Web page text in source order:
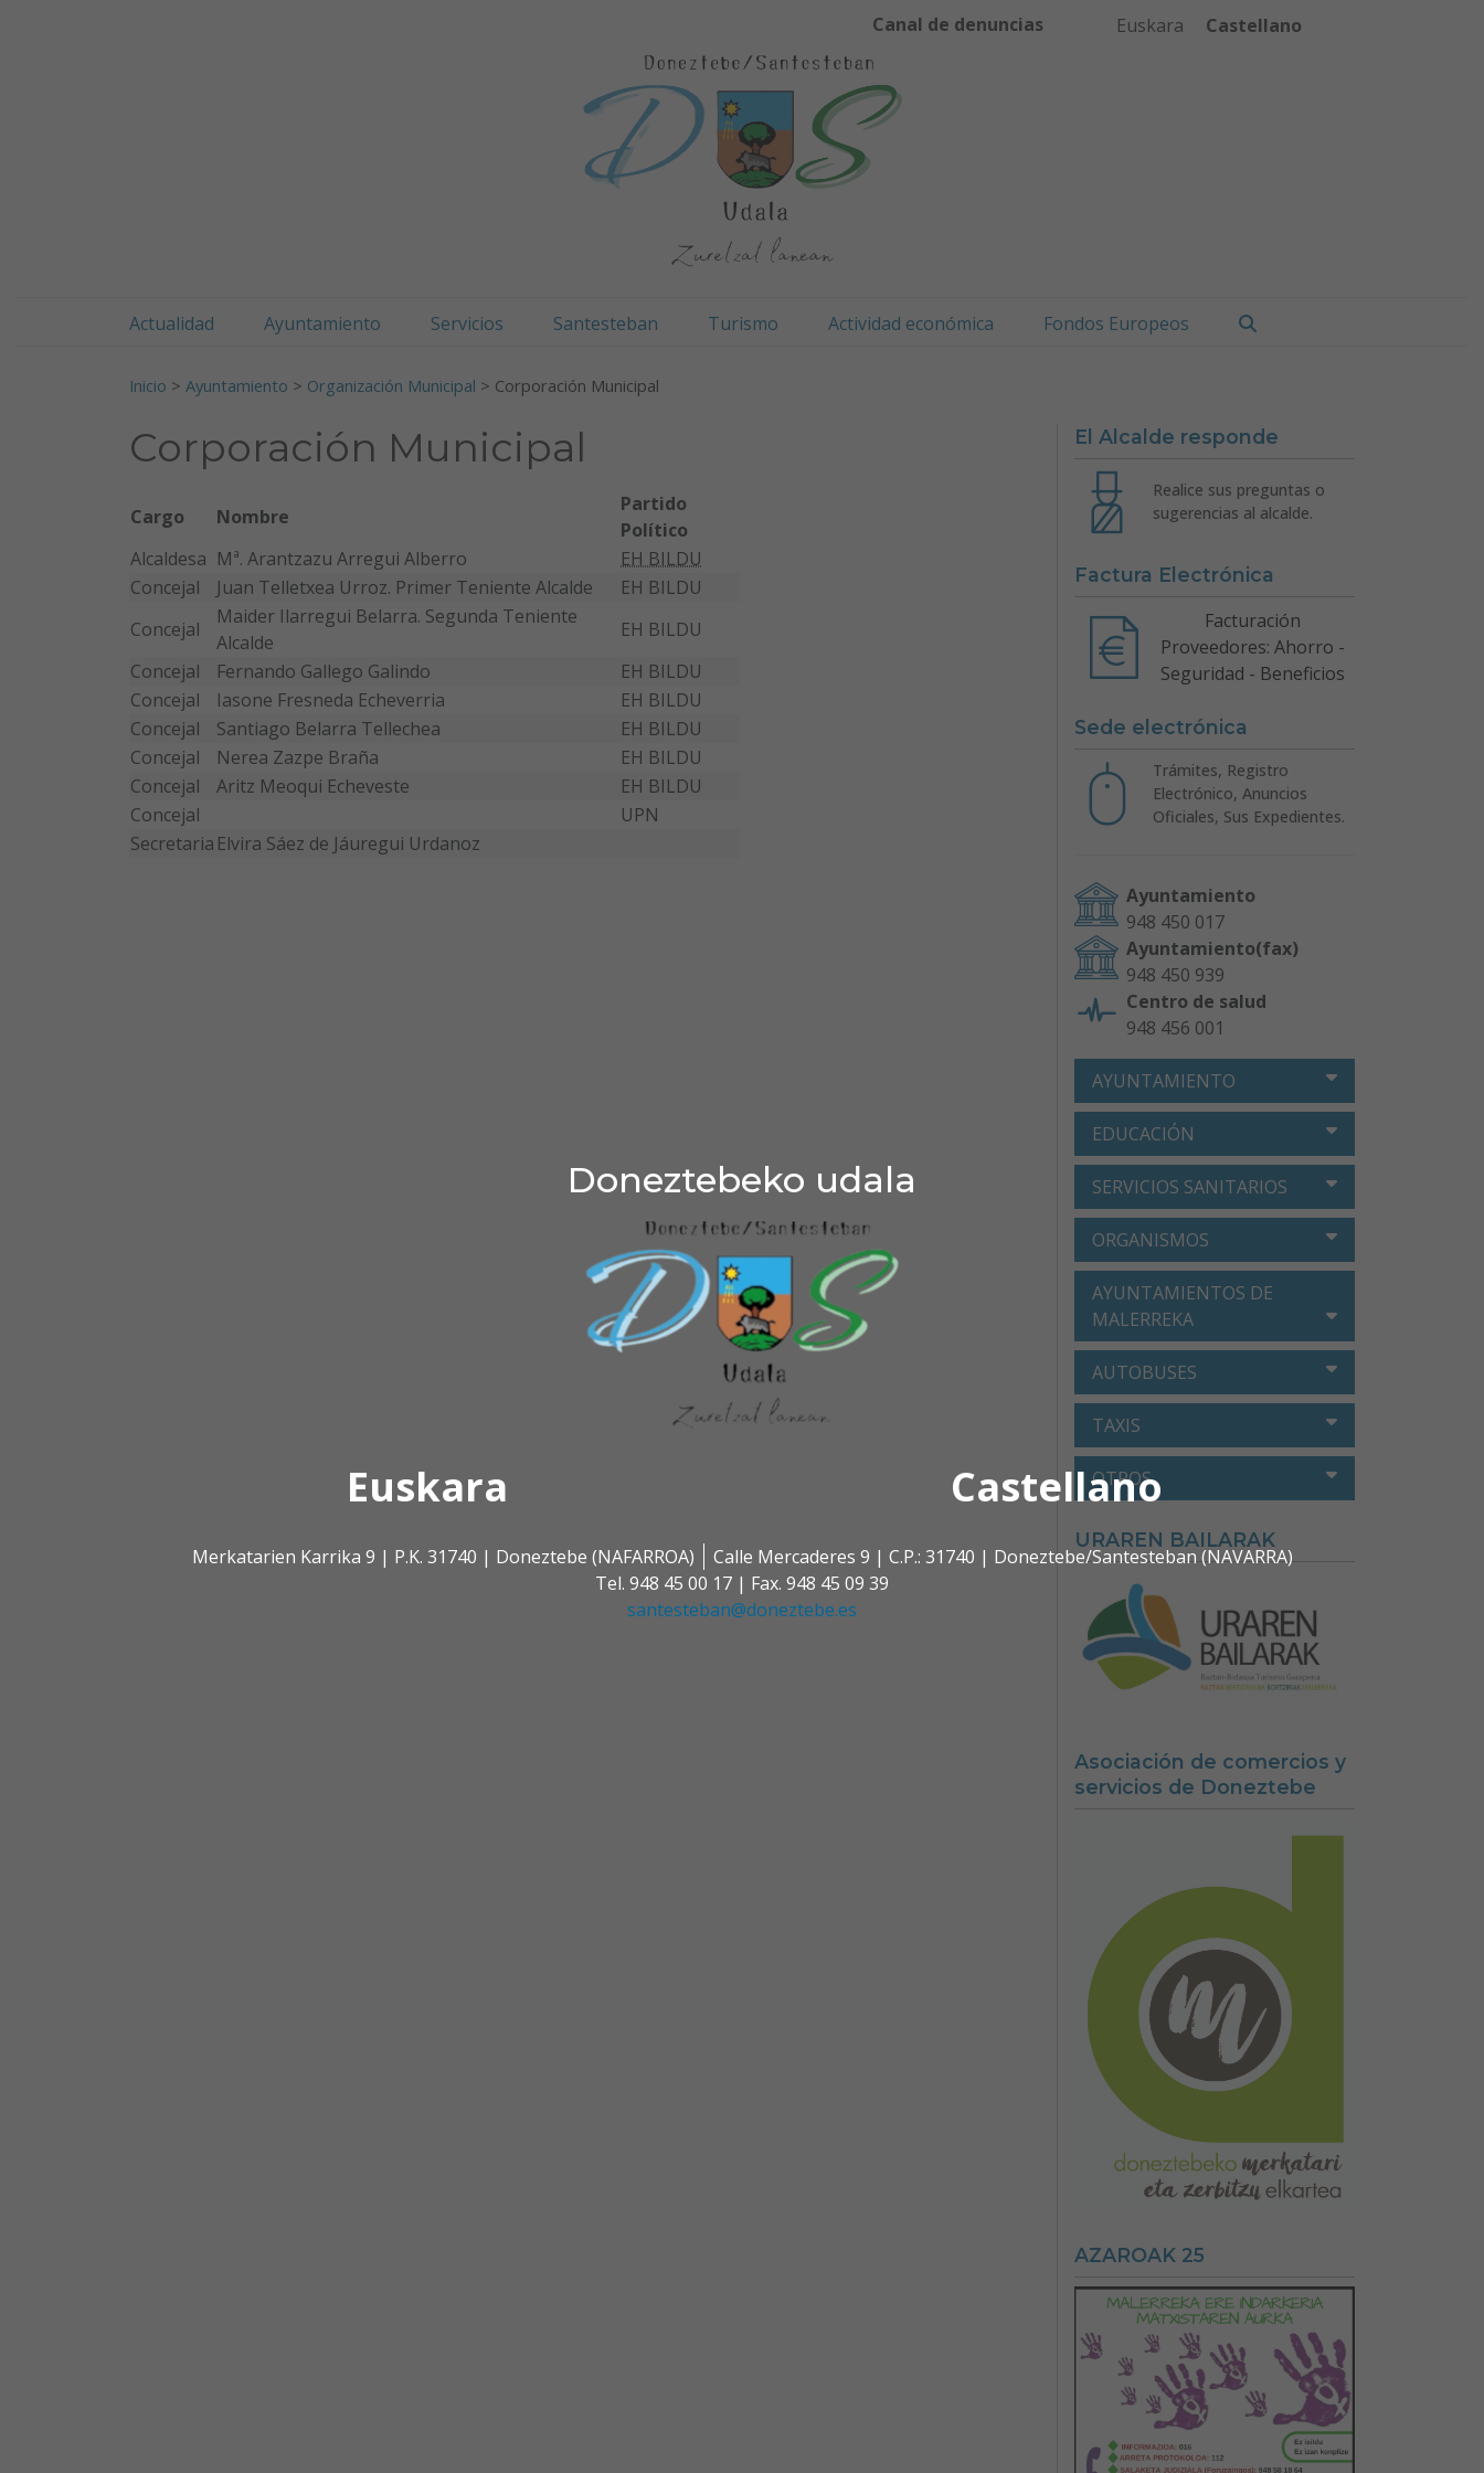
Doneztebeko udala
Euskara Castellano
Merkatarien Karrika 9 | P.K. 31740 | Doneztebe (NAFARROA)
Calle Mercaderes 9 | C.P.: 31740 | Doneztebe/Santesteban (NAVARRA)
Tel. 948 45 00 17 | Fax. 948 45 09 39
santesteban@doneztebe.es
Canal de denuncias Euskara Castellano
Actualidad Ayuntamiento Servicios Santesteban Turismo Actividad económica Fondos Europeos
Inicio > Ayuntamiento > Organización Municipal > Corporación Municipal
Corporación Municipal
Cargo Nombre
Partido
Político
Alcaldesa Mª. Arantzazu Arregui Alberro
EH BILDU
Concejal
Juan Telletxea Urroz. Primer Teniente Alcalde
EH BILDU
Concejal
Maider Ilarregui Belarra. Segunda Teniente
Alcalde
EH BILDU
Concejal
Fernando Gallego Galindo
EH BILDU
Concejal
Iasone Fresneda Echeverria
EH BILDU
Concejal
Santiago Belarra Tellechea
EH BILDU
Concejal
Nerea Zazpe Braña
EH BILDU
Concejal
Aritz Meoqui Echeveste
EH BILDU
Concejal
UPN
Secretaria Elvira Sáez de Jáuregui Urdanoz
El Alcalde responde
Realice sus preguntas o
sugerencias al alcalde.
Factura Electrónica
Facturación
Proveedores: Ahorro -
Seguridad - Beneficios
Sede electrónica
Trámites, Registro
Electrónico, Anuncios
Oficiales, Sus Expedientes.
Ayuntamiento
948 450 017
Ayuntamiento(fax)
948 450 939
Centro de salud
948 456 001
AYUNTAMIENTO
EDUCACIÓN
SERVICIOS SANITARIOS
ORGANISMOS
AYUNTAMIENTOS DE
MALERREKA
AUTOBUSES
TAXIS
OTROS
URAREN BAILARAK
Asociación de comercios y
servicios de Doneztebe
AZAROAK 25